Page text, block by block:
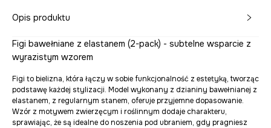
Opis produktu
Figi bawełniane z elastanem (2-pack) - subtelne wsparcie z
wyrazistym wzorem
Figi to bielizna, która łączy w sobie funkcjonalność z estetyką, tworząc
podstawę każdej stylizacji. Model wykonany z dzianiny bawełnianej z
elastanem, z regularnym stanem, oferuje przyjemne dopasowanie.
Wzór z motywem zwierzęcym i roślinnym dodaje charakteru,
sprawiając, że są idealne do noszenia pod ubraniem, gdy pragniesz